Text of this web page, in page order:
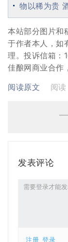
物以稀为贵
本站部分图片和
于作者本人，如
理。投诉信箱：
佳酿网商业合作
阅读原文
阅读
发表评论
注册 登录